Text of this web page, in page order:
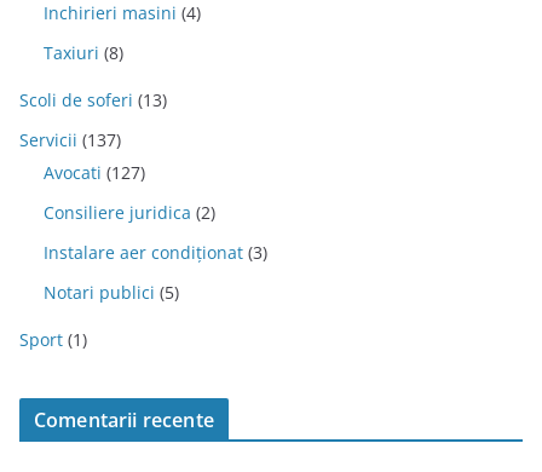
Inchirieri masini (4)
Taxiuri (8)
Scoli de soferi (13)
Servicii (137)
Avocati (127)
Consiliere juridica (2)
Instalare aer condiționat (3)
Notari publici (5)
Sport (1)
Comentarii recente